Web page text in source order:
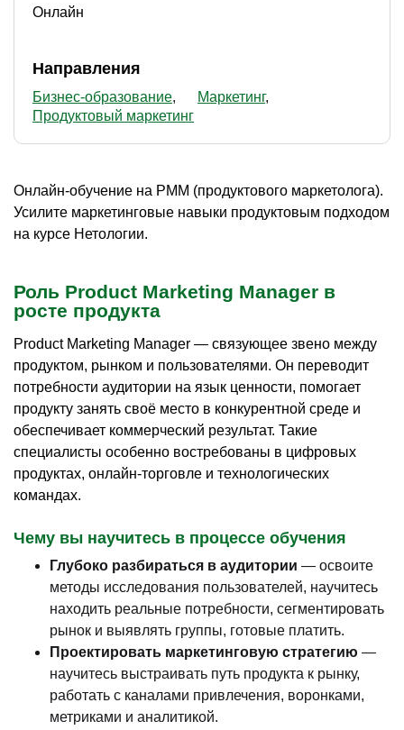
Онлайн
Направления
Бизнес-образование
Маркетинг
Продуктовый маркетинг
Онлайн-обучение на PMM (продуктового маркетолога).
Усилите маркетинговые навыки продуктовым подходом
на курсе Нетологии.
Роль Product Marketing Manager в
росте продукта
Product Marketing Manager — связующее звено между
продуктом, рынком и пользователями. Он переводит
потребности аудитории на язык ценности, помогает
продукту занять своё место в конкурентной среде и
обеспечивает коммерческий результат. Такие
специалисты особенно востребованы в цифровых
продуктах, онлайн-торговле и технологических
командах.
Чему вы научитесь в процессе обучения
Глубоко разбираться в аудитории — освоите
методы исследования пользователей, научитесь
находить реальные потребности, сегментировать
рынок и выявлять группы, готовые платить.
Проектировать маркетинговую стратегию —
научитесь выстраивать путь продукта к рынку,
работать с каналами привлечения, воронками,
метриками и аналитикой.